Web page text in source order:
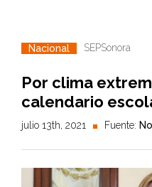
Nacional SEPSonora
Por clima
calendario
julio 13th, 2021 Fuente: